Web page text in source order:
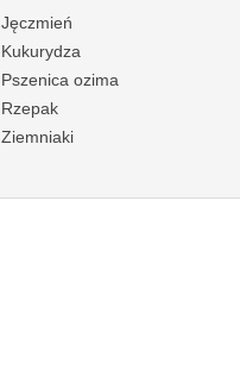
Jęczmień
Kukurydza
Pszenica ozima
Rzepak
Ziemniaki